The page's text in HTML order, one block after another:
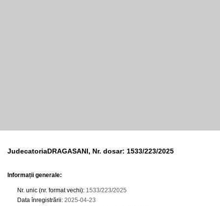
JudecatoriaDRAGASANI, Nr. dosar: 1533/223/2025
Informații generale:
Nr. unic (nr. format vechi): 1533/223/2025
Data înregistrării: 2025-04-23